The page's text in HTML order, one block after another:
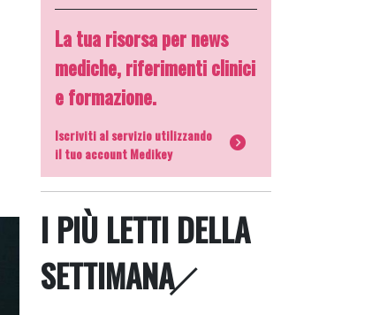
La tua risorsa per news
mediche, riferimenti clinici
e formazione.
Iscriviti al servizio utilizzando
il tuo account Medikey
I PIÙ LETTI DELLA
SETTIMANA